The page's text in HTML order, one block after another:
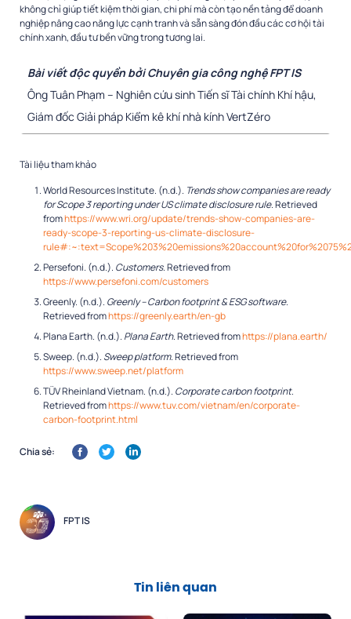
không chỉ giúp tiết kiệm thời gian, chi phí mà còn tạo nền tảng để doanh
nghiệp nâng cao năng lực cạnh tranh và sẵn sàng đón đầu các cơ hội tài
chính xanh, đầu tư bền vững trong tương lai.
Bài viết độc quyền bởi Chuyên gia công nghệ FPT IS
Ông Tuân Phạm – Nghiên cứu sinh Tiến sĩ Tài chính Khí hậu,
Giám đốc Giải pháp Kiểm kê khí nhà kính VertZéro
Tài liệu tham khảo
World Resources Institute. (n.d.). Trends show companies are ready
for Scope 3 reporting under US climate disclosure rule. Retrieved
fromhttps://www.wri.org/update/trends-show-companies-are-
ready-scope-3-reporting-us-climate-disclosure-
Persefoni. (n.d.). Customers. Retrieved from
https://www.persefoni.com/customers
Greenly. (n.d.). Greenly – Carbon footprint & ESG software.
Retrieved fromhttps://greenly.earth/en-gb
Plana Earth. (n.d.). Plana Earth. Retrieved fromhttps://plana.earth/
Sweep. (n.d.). Sweep platform. Retrieved from
https://www.sweep.net/platform
TÜV Rheinland Vietnam. (n.d.). Corporate carbon footprint.
Retrieved fromhttps://www.tuv.com/vietnam/en/corporate-
carbon-footprint.html
Chia sẻ:
FPT IS
Tin liên quan